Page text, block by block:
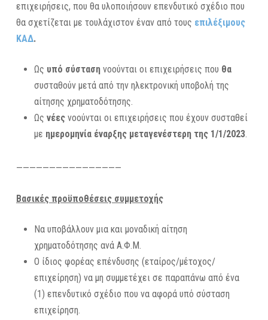
επιχειρήσεις, που θα υλοποιήσουν επενδυτικό σχέδιο που
θα σχετίζεται με τουλάχιστον έναν από τους επιλέξιμους
ΚΑΔ.
Ως υπό σύσταση νοούνται οι επιχειρήσεις που θα
συσταθούν μετά από την ηλεκτρονική υποβολή της
αίτησης χρηματοδότησης.
Ως νέες νοούνται οι επιχειρήσεις που έχουν συσταθεί
με ημερομηνία έναρξης μεταγενέστερη της 1/1/2023.
————————————————
Βασικές προϋποθέσεις συμμετοχής
Να υποβάλλουν μια και μοναδική αίτηση
χρηματοδότησης ανά Α.Φ.Μ.
Ο ίδιος φορέας επένδυσης (εταίρος/μέτοχος/
επιχείρηση) να μη συμμετέχει σε παραπάνω από ένα
(1) επενδυτικό σχέδιο που να αφορά υπό σύσταση
επιχείρηση.